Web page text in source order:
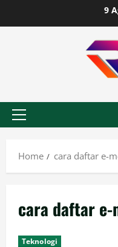
to
9
Primary
Home
cara daftar e-
cara daftar
Teknologi